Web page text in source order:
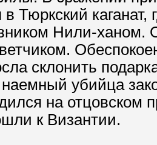
Тюркский
Нили-ханом.
склонить
наемный убийца
на отцовском
к Византии.